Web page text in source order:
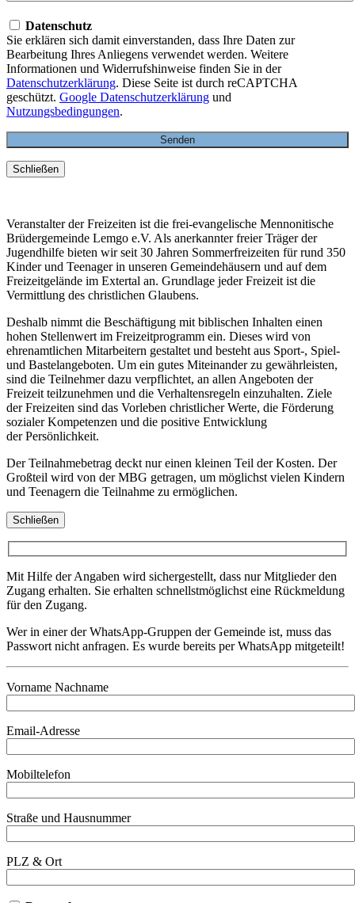
Datenschutz
Sie erklären sich damit einverstanden, dass Ihre Daten zur
Bearbeitung Ihres Anliegens verwendet werden. Weitere
Informationen und Widerrufshinweise finden Sie in der
Datenschutzerklärung. Diese Seite ist durch reCAPTCHA
geschützt. Google Datenschutzerklärung und
Nutzungsbedingungen.
Schließen
Veranstalter der Freizeiten ist die frei-evangelische Mennonitische
Brüdergemeinde Lemgo e.V. Als anerkannter freier Träger der
Jugendhilfe bieten wir seit 30 Jahren Sommerfreizeiten für rund 350
Kinder und Teenager in unseren Gemeindehäusern und auf dem
Freizeitgelände im Extertal an. Grundlage jeder Freizeit ist die
Vermittlung des christlichen Glaubens.
Deshalb nimmt die Beschäftigung mit biblischen Inhalten einen
hohen Stellenwert im Freizeitprogramm ein. Dieses wird von
ehrenamtlichen Mitarbeitern gestaltet und besteht aus Sport-, Spiel-
und Bastelangeboten. Um ein gutes Miteinander zu gewährleisten,
sind die Teilnehmer dazu verpflichtet, an allen Angeboten der
Freizeit teilzunehmen und die Verhaltensregeln einzuhalten. Ziele
der Freizeiten sind das Vorleben christlicher Werte, die Förderung
sozialer Kompetenzen und die positive Entwicklung
der Persönlichkeit.
Der Teilnahmebetrag deckt nur einen kleinen Teil der Kosten. Der
Großteil wird von der MBG getragen, um möglichst vielen Kindern
und Teenagern die Teilnahme zu ermöglichen.
Schließen
Mit Hilfe der Angaben wird sichergestellt, dass nur Mitglieder den
Zugang erhalten. Sie erhalten schnellstmöglichst eine Rückmeldung
für den Zugang.
Wer in einer der WhatsApp-Gruppen der Gemeinde ist, muss das
Passwort nicht anfragen. Es wurde bereits per WhatsApp mitgeteilt!
Vorname Nachname
Email-Adresse
Mobiltelefon
Straße und Hausnummer
PLZ & Ort